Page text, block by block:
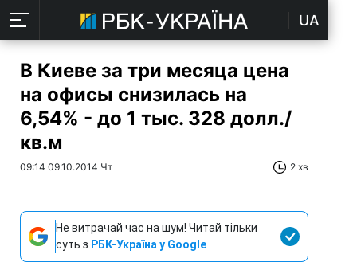
UA
В Киеве за три месяца цена
на офисы снизилась на
6,54% - до 1 тыс. 328 долл./
кв.м
09:14 09.10.2014 Чт 2 хв
Не витрачай час на шум! Читай тільки
суть з РБК-Україна у Google